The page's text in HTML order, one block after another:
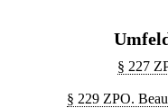
§ 227
§ 229 ZPO.